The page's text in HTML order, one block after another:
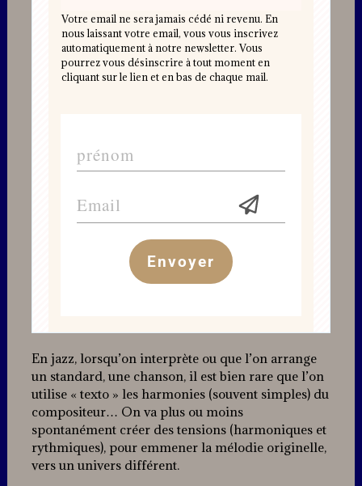
Votre email ne sera jamais cédé ni revenu. En
nous laissant votre email, vous vous inscrivez
automatiquement à notre newsletter. Vous
pourrez vous désinscrire à tout moment en
cliquant sur le lien et en bas de chaque mail.
Envoyer
En jazz, lorsqu’on interprète ou que l’on arrange
un standard, une chanson, il est bien rare que l’on
utilise « texto » les harmonies (souvent simples) du
compositeur… On va plus ou moins
spontanément créer des tensions (harmoniques et
rythmiques), pour emmener la mélodie originelle,
vers un univers différent.